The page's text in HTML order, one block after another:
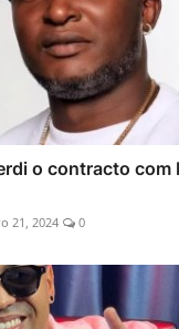
o contracto com
21, 2024 0